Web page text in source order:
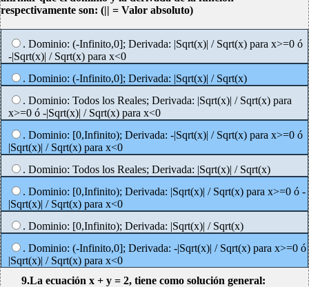
respectivamente son: (|| = Valor absoluto)
. Dominio: (-Infinito,0]; Derivada: |Sqrt(x)| / Sqrt(x) para x>=0 ó
-|Sqrt(x)| / Sqrt(x) para x<0
. Dominio: (-Infinito,0]; Derivada: |Sqrt(x)| / Sqrt(x)
. Dominio: Todos los Reales; Derivada: |Sqrt(x)| / Sqrt(x) para
x>=0 ó -|Sqrt(x)| / Sqrt(x) para x<0
. Dominio: [0,Infinito); Derivada: -|Sqrt(x)| / Sqrt(x) para x>=0 ó
|Sqrt(x)| / Sqrt(x) para x<0
. Dominio: Todos los Reales; Derivada: |Sqrt(x)| / Sqrt(x)
. Dominio: [0,Infinito); Derivada: |Sqrt(x)| / Sqrt(x) para x>=0 ó -
|Sqrt(x)| / Sqrt(x) para x<0
. Dominio: [0,Infinito); Derivada: |Sqrt(x)| / Sqrt(x)
. Dominio: (-Infinito,0]; Derivada: -|Sqrt(x)| / Sqrt(x) para x>=0 ó
|Sqrt(x)| / Sqrt(x) para x<0
9.La ecuación x + y = 2, tiene como solución general: